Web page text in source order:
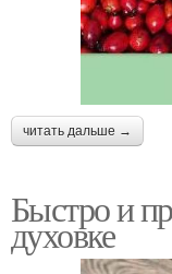
читать дальше →
Быстро и
духовке